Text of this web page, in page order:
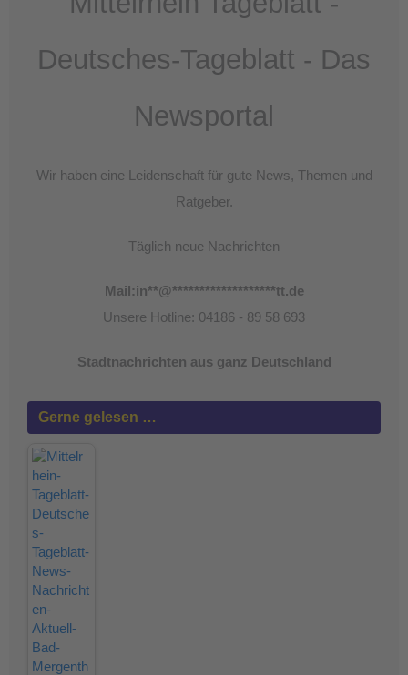
Deutsches-Tageblatt - Das
Newsportal
Wir haben eine Leidenschaft für gute News, Themen und
Ratgeber.
Täglich neue Nachrichten
Mail:in**@*******************tt.de
Unsere Hotline: 04186 - 89 58 693
Stadtnachrichten aus ganz Deutschland
Gerne gelesen …